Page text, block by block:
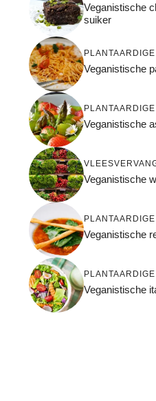
Veganistische
suiker
Veganistische
Veganistische
Veganistische
Veganistische
Veganistische